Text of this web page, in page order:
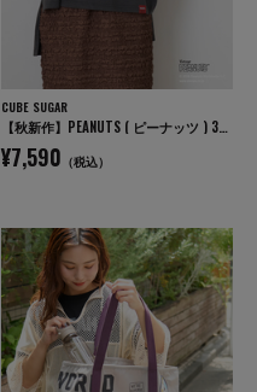
CUBE SUGAR
【秋新作】PEANUTS ( ピーナッツ ) 32/-スラブ天竺 配色 ワイド Tシャツ
¥7,590 （税込）